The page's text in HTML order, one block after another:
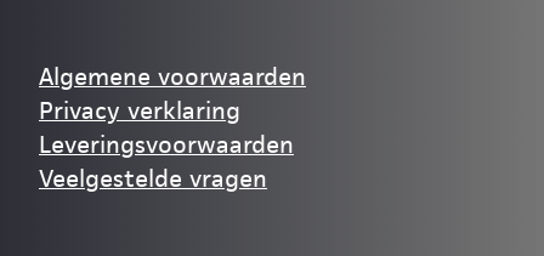
Algemene voorwaarden
Privacy verklaring
Leveringsvoorwaarden
Veelgestelde vragen